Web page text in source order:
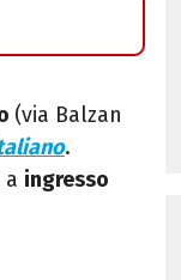
(via Balzan
.
a ingresso